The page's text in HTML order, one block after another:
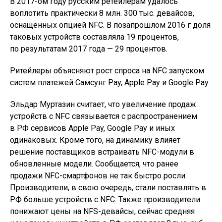
воплотить практически 8 млн. 300 тыс. девайсов,
оснащенных опцией NFC. В позапрошлом 2016 г доля
таковых устройств составляла 19 процентов,
по результатам 2017 года — 29 процентов.
Ритейлеры объясняют рост спроса на NFC запуском
систем платежей Самсунг Pay, Apple Pay и Google Pay.
Эльдар Муртазин считает, что увеличение продаж
устройств с NFC связывается с распространением
в РФ сервисов Apple Pay, Google Pay и иных
одинаковых. Кроме того, на динамику влияет
решение поставщиков встраивать NFC-модули в
обновленные модели. Сообщается, что ранее
продажи NFC-смартфонов не так быстро росли.
Производители, в свою очередь, стали поставлять в
РФ больше устройств с NFC. Также производители
понижают цены на NFS-девайсы, сейчас средняя